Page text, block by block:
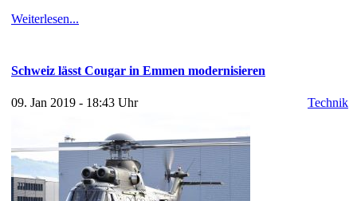
Weiterlesen...
Schweiz lässt Cougar in Emmen modernisieren
09. Jan 2019 - 18:43 Uhr Technik